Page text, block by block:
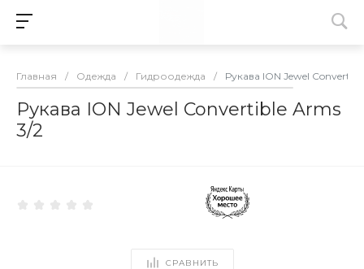
Главная / Одежда / Гидроодежда / Рукава ION Jewel
Рукава ION Jewel Convertible Arms
3/2
СРАВНИТЬ